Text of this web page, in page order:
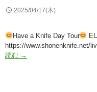
2025/04/17(木)
Have a Knife Day Tour
https://www.shonenknife.net/
読む
April
→